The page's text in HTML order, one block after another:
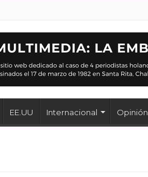
EE.UU Internacional Opinión